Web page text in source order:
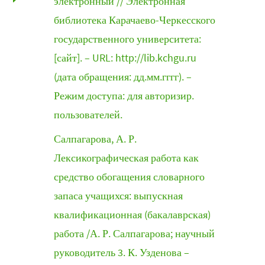
библиотека Карачаево-Черкесского
государственного университета:
[сайт]. – URL: http://lib.kchgu.ru
(дата обращения: дд.мм.гггг). –
Режим доступа: для авторизир.
пользователей.
Салпагарова, А. Р.
Лексикографическая работа как
средство обогащения словарного
запаса учащихся: выпускная
квалификационная (бакалаврская)
работа /А. Р. Салпагарова; научный
руководитель 3. К. Узденова –